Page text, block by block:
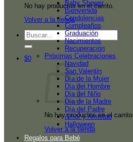
No hay productos en el carrito.
Volver a la tienda
Buscar
por:
$0
No hay productos en el carrito.
Volver a la tienda
Baby Shower
Bienvenida
Condolencias
Cumpleaños
Graduación
Nacimientos
Recuperación
Próximas Celebraciones
Navidad
San Valentin
Día de la Mujer
Día del Hombre
Día del Niño
Día de la Madre
Día del Padre
Amor y Amistad
Halloween
Regalos para Bebé